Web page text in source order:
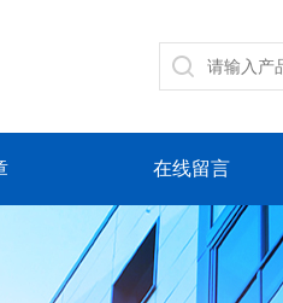
在线留言